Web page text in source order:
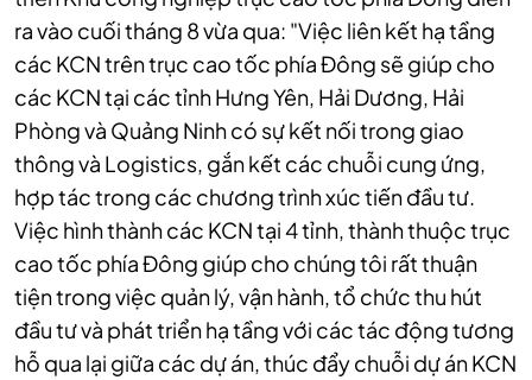
ra vào cuối tháng 8 vừa qua: "Việc liên kết hạ tầng
các KCN trên trục cao tốc phíaĐông sẽ giúp cho
các KCN tại các tỉnh Hưng Yên, Hải Dương, Hải
Phòng và Quảng Ninh có sự kết nối trong giao
thông và Logistics, gắn kết các chuỗi cung ứng,
hợp tác trong các chương trình xúc tiến đầu tư.
Việc hình thành các KCN tại 4 tỉnh, thành thuộc trục
cao tốc phíaĐông giúp cho chúng tôi rất thuận
tiện trong việc quản lý, vận hành, tổ chức thu hút
đầu tư và phát triển hạ tầng với các tác động tương
hỗ qua lại giữa các dự án, thúc đẩy chuỗi dự án KCN